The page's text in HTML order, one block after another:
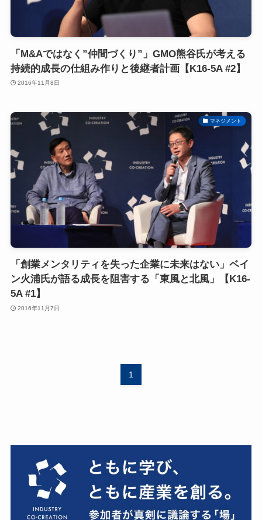
「M&Aではなく”仲間づくり”」GMO熊谷氏が考える
持続的成長の仕組み作りと後継者計画【K16-5A #2】
2016年11月8日
マネジメント
「創業メンタリティを失った企業に未来はない」ベイ
ン火浦氏が語る成長を阻害する「東風と北風」【K16-
5A #1】
2016年11月7日
1